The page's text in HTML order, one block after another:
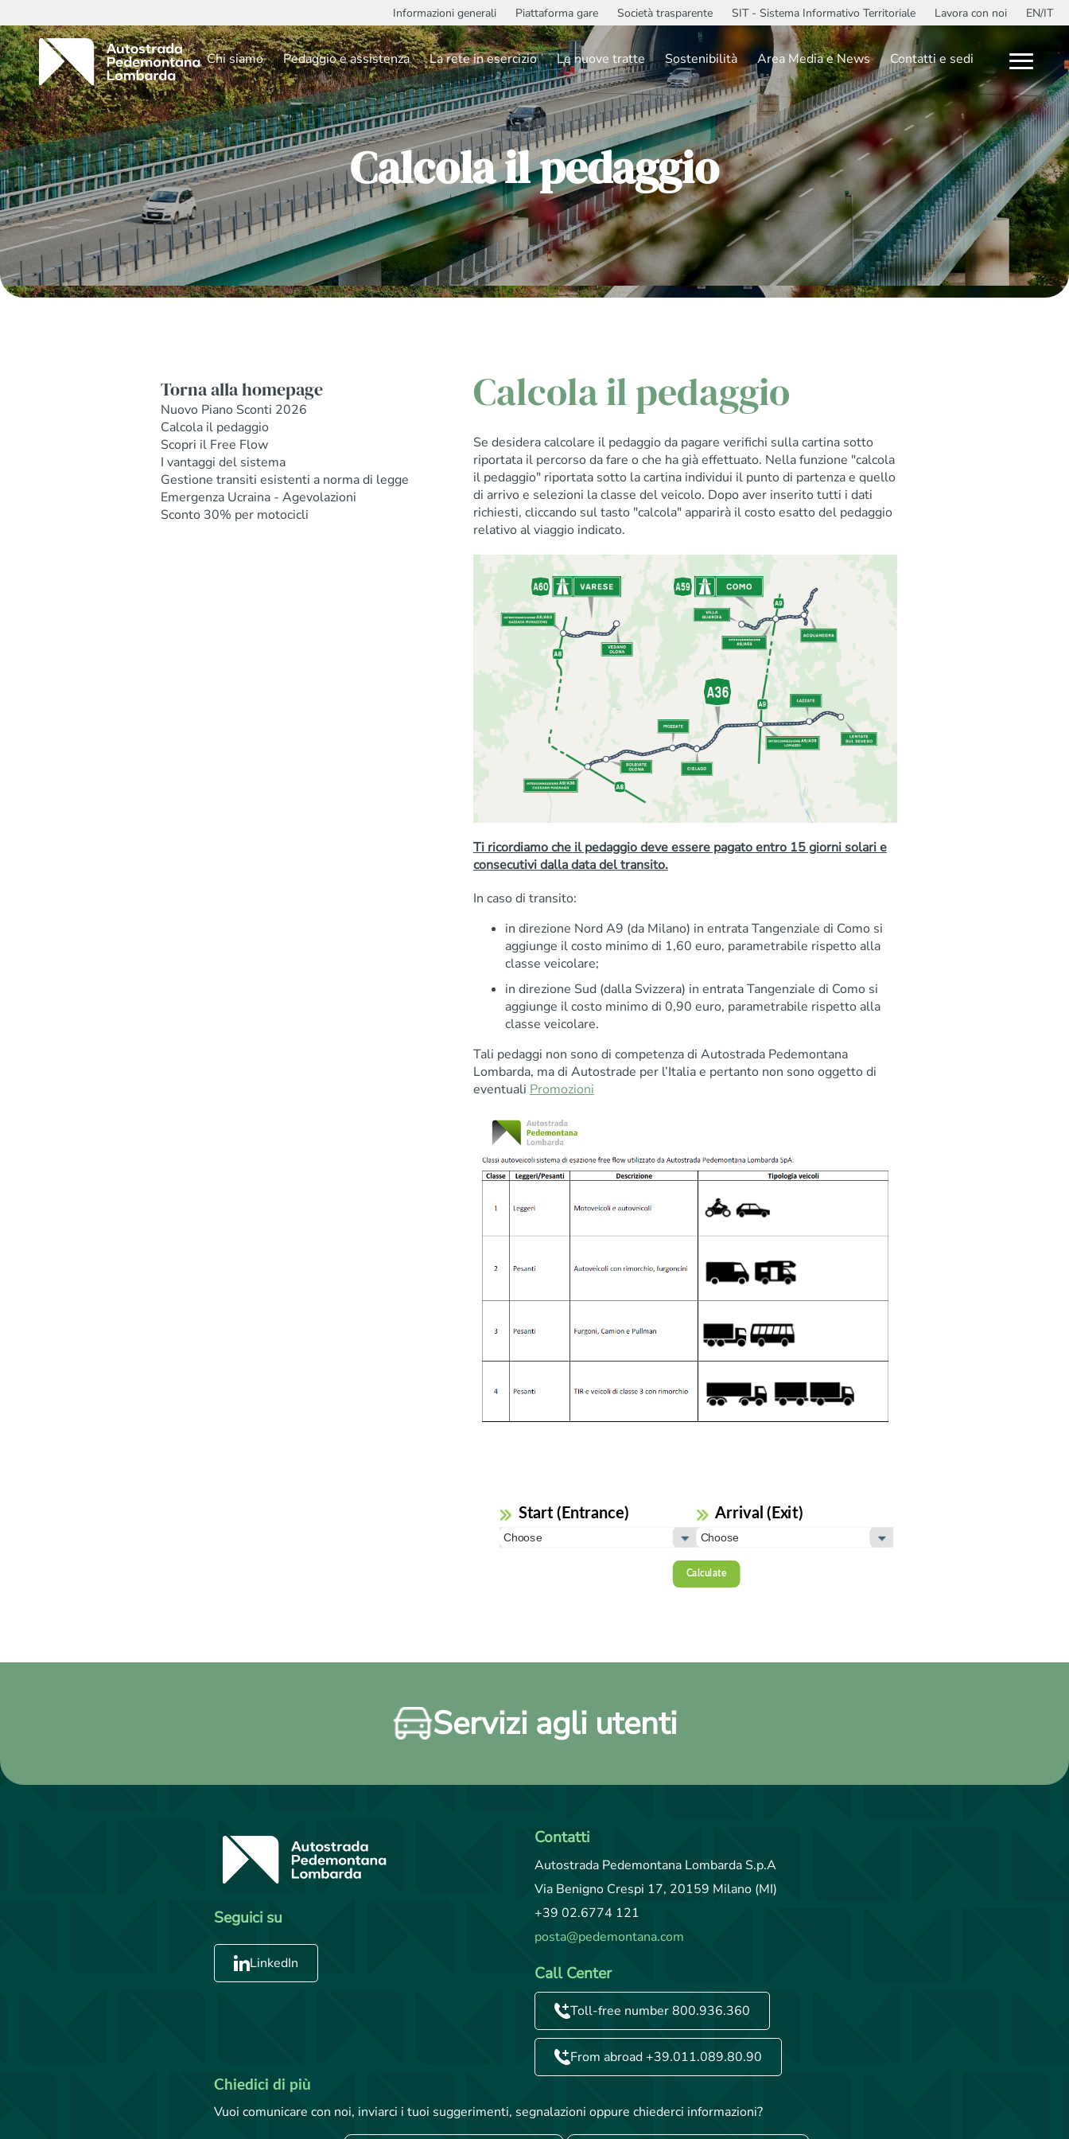
Informazioni generali Piattaforma gare Società trasparente SIT - Sistema Informativo Territoriale Lavora con noi EN/IT
Chi siamo Pedaggio e assistenza La rete in esercizio Le nuove tratte Sostenibilità Area Media e News Contatti e sedi
Calcola il pedaggio
Torna alla homepage
Nuovo Piano Sconti 2026
Calcola il pedaggio
Scopri il Free Flow
I vantaggi del sistema
Gestione transiti esistenti a norma di legge
Emergenza Ucraina - Agevolazioni
Sconto 30% per motocicli
Calcola il pedaggio
Se desidera calcolare il pedaggio da pagare verifichi sulla cartina sotto
riportata il percorso da fare o che ha già effettuato. Nella funzione "calcola
il pedaggio" riportata sotto la cartina individui il punto di partenza e quello
di arrivo e selezioni la classe del veicolo. Dopo aver inserito tutti i dati
richiesti, cliccando sul tasto "calcola" apparirà il costo esatto del pedaggio
relativo al viaggio indicato.
Ti ricordiamo che il pedaggio deve essere pagato entro 15 giorni solari e
consecutivi dalla data del transito.
In caso di transito:
in direzione Nord A9 (da Milano) in entrata Tangenziale di Como si
aggiunge il costo minimo di 1,60 euro, parametrabile rispetto alla
classe veicolare;
in direzione Sud (dalla Svizzera) in entrata Tangenziale di Como si
aggiunge il costo minimo di 0,90 euro, parametrabile rispetto alla
classe veicolare.
Tali pedaggi non sono di competenza di Autostrada Pedemontana
Lombarda, ma di Autostrade per l’Italia e pertanto non sono oggetto di
eventuali Promozioni
Servizi agli utenti
Seguici su
LinkedIn
Contatti
Autostrada Pedemontana Lombarda S.p.A
Via Benigno Crespi 17, 20159 Milano (MI)
+39 02.6774 121
posta@pedemontana.com
Call Center
Toll-free number 800.936.360
From abroad +39.011.089.80.90
Chiedici di più
Vuoi comunicare con noi, inviarci i tuoi suggerimenti, segnalazioni oppure chiederci informazioni?